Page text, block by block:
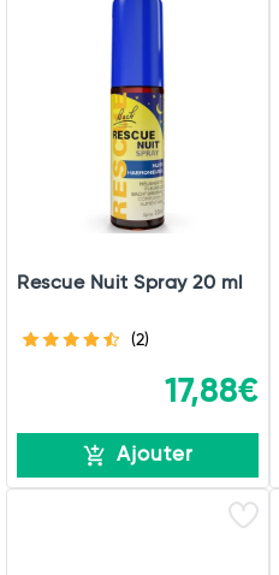
Rescue Nuit Spray 20 ml
(2)
17,88€
Ajouter